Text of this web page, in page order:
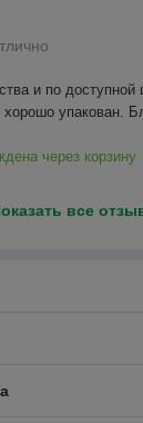
и по
хорошо упакован.
через корзину
все